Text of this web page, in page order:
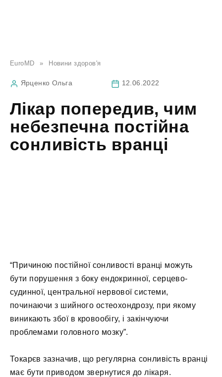
EuroMD » Новини здоров'я
Ярценко Ольга 12.06.2022
Лікар попередив, чим
небезпечна постійна
сонливість вранці
“Причиною постійної сонливості вранці можуть
бути порушення з боку ендокринної, серцево-
судинної, центральної нервової системи,
починаючи з шийного остеохондрозу, при якому
виникають збої в кровообігу, і закінчуючи
проблемами головного мозку”.
Токарєв зазначив, що регулярна сонливість вранці
має бути приводом звернутися до лікаря.